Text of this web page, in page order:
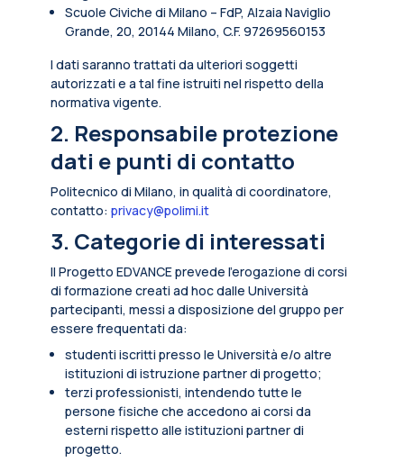
Scuole Civiche di Milano – FdP, Alzaia Naviglio
Grande, 20, 20144 Milano, C.F. 97269560153
I dati saranno trattati da ulteriori soggetti
autorizzati e a tal fine istruiti nel rispetto della
normativa vigente.
2. Responsabile protezione
dati e punti di contatto
Politecnico di Milano, in qualità di coordinatore,
contatto: privacy@polimi.it
3. Categorie di interessati
Il Progetto EDVANCE prevede l’erogazione di corsi
di formazione creati ad hoc dalle Università
partecipanti, messi a disposizione del gruppo per
essere frequentati da:
studenti iscritti presso le Università e/o altre
istituzioni di istruzione partner di progetto;
terzi professionisti, intendendo tutte le
persone fisiche che accedono ai corsi da
esterni rispetto alle istituzioni partner di
progetto.